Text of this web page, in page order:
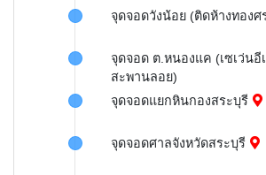
จุดจอดวังน้อย (ติดห้างทองศ
จุดจอด ต.หนองแค (เซเว่นอี
สะพานลอย)
จุดจอดแยกหินกองสระบุรี
จุดจอดศาลจังหวัดสระบุรี